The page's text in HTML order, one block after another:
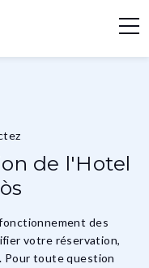
de l'Hotel
des
votre réservation,
Pour toute question